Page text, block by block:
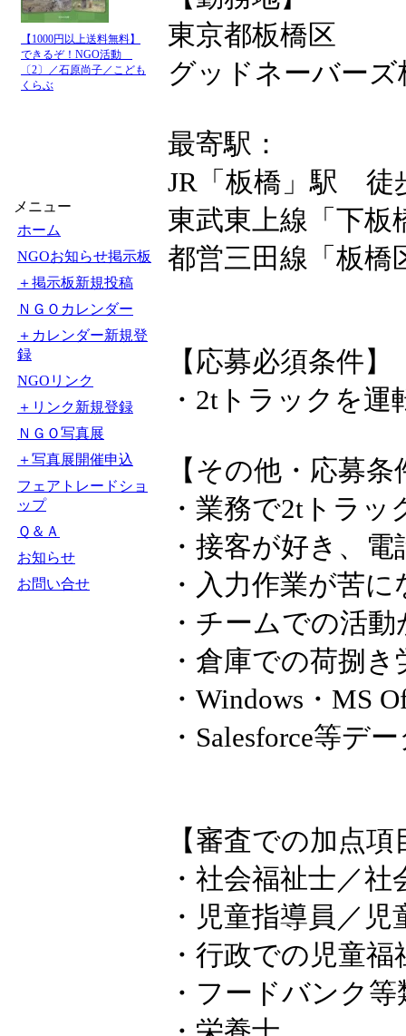
【1000円以上送料無料】
できるぞ！NGO活動
〔2〕／石原尚子／こども
くらぶ
メニュー
ホーム
NGOお知らせ掲示板
＋掲示板新規投稿
ＮＧＯカレンダー
＋カレンダー新規登
録
NGOリンク
＋リンク新規登録
ＮＧＯ写真展
＋写真展開催申込
フェアトレードショ
ップ
Ｑ＆Ａ
お知らせ
お問い合せ
東京都板橋区
グッドネーバーズ
最寄駅：
JR「板橋」駅 徒
東武東上線「下
都営三田線「板
【応募必須条件】
・2tトラックを
【その他・応募条
・業務で2tトラッ
・接客が好き、
・入力作業が苦
・チームでの活
・倉庫での荷捌
・Windows・MS
・Salesforce等デ
【審査での加点項
・社会福祉士／社
・児童指導員／
・行政での児童
・フードバンク